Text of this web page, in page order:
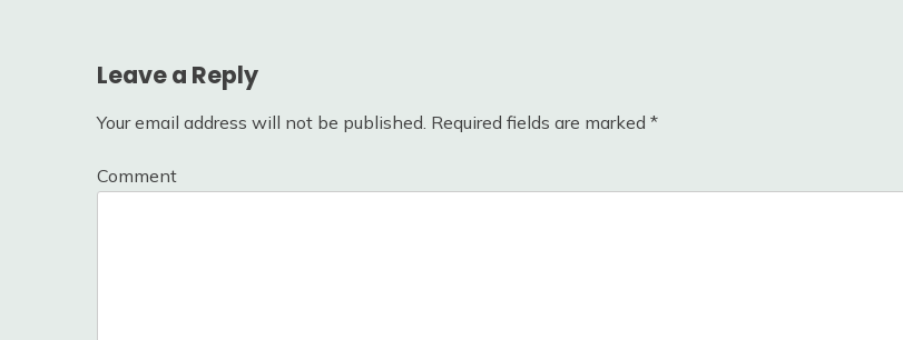
Leave a Reply
Your email address will not be published. Required fields are marked *
Comment